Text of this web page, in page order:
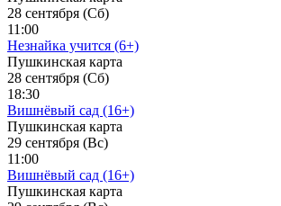
28 сентября (Сб)
11:00
Незнайка учится (6+)
Пушкинская карта
28 сентября (Сб)
18:30
Вишнёвый сад (16+)
Пушкинская карта
29 сентября (Вс)
11:00
Вишнёвый сад (16+)
Пушкинская карта